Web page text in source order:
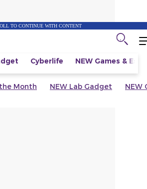
TO CONTINUE WITH CONTENT
Cyberlife NEW Games &
Month NEW Lab Gadget NEW